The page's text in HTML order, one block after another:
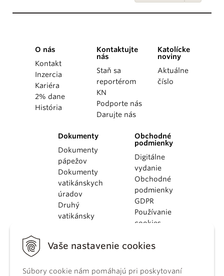
Vaše nastavenie cookies
Súbory cookie nám pomáhajú pri poskytovaní
O nás
Kontakt
Inzercia
Kariéra
2% dane
História
Kontaktujte
nás
Staň sa
reportérom
KN
Podporte nás
Darujte nás
Katolícke
noviny
Aktuálne
číslo
Dokumenty
Dokumenty
pápežov
Dokumenty
vatikánskych
úradov
Druhý
vatikánsky
KBS
kánonického
Obchodné
podmienky
Digitálne
vydanie
Obchodné
podmienky
GDPR
Používanie
cookies